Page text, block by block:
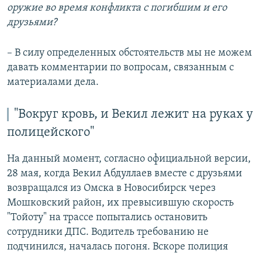
оружие во время конфликта с погибшим и его
друзьями?
– В силу определенных обстоятельств мы не можем
давать комментарии по вопросам, связанным с
материалами дела.
"Вокруг кровь, и Векил лежит на руках у
полицейского"
На данный момент, согласно официальной версии,
28 мая, когда Векил Абдуллаев вместе с друзьями
возвращался из Омска в Новосибирск через
Мошковский район, их превысившую скорость
"Тойоту" на трассе попытались остановить
сотрудники ДПС. Водитель требованию не
подчинился, началась погоня. Вскоре полиция